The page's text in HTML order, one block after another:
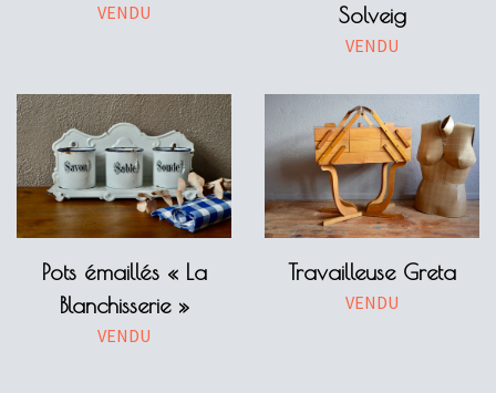
VENDU
Solveig
VENDU
Pots émaillés « La
Blanchisserie »
VENDU
Travailleuse Greta
VENDU